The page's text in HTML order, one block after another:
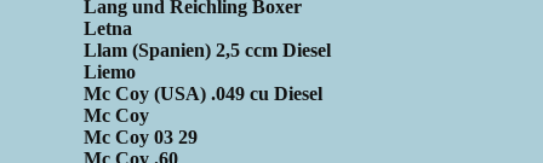
Lang und Reichling Boxer
Letna
Llam (Spanien) 2,5 ccm Diesel
Liemo
Mc Coy (USA) .049 cu Diesel
Mc Coy
Mc Coy 03 29
Mc Coy .60